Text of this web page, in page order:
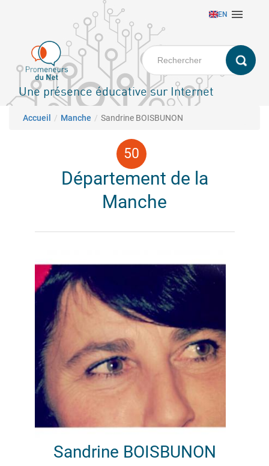
principal
EN 
Une présence éducative sur Internet
Fil d'Ariane
Accueil Manche Sandrine BOISBUNON
Département de la
Manche
Sandrine BOISBUNON